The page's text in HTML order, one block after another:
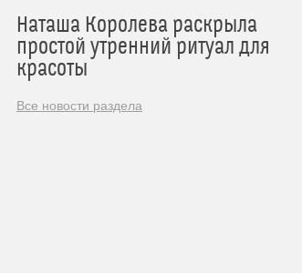
Наташа Королева раскрыла
простой утренний ритуал для
красоты
Все новости раздела